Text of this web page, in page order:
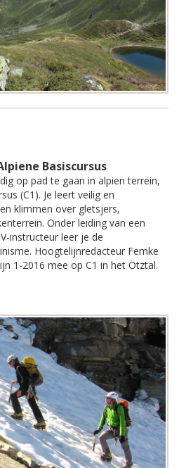
Basiscursus
op pad te gaan in alpien terrein,
(C1). Je leert veilig en
klimmen over gletsjers,
Onder leiding van een
instructeur leer je de
Hoogtelijnredacteur Femke
1-2016 mee op C1 in het Ötztal.